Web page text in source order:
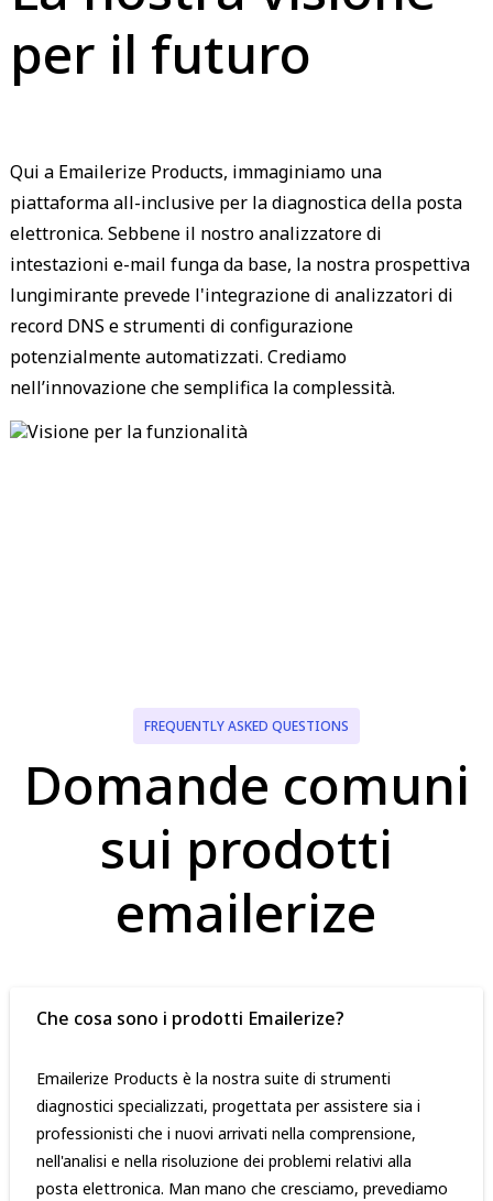
per il futuro
Qui a Emailerize Products, immaginiamo una
piattaforma all-inclusive per la diagnostica della posta
elettronica. Sebbene il nostro analizzatore di
intestazioni e-mail funga da base, la nostra prospettiva
lungimirante prevede l'integrazione di analizzatori di
record DNS e strumenti di configurazione
potenzialmente automatizzati. Crediamo
nell’innovazione che semplifica la complessità.
FREQUENTLY ASKED QUESTIONS
Domande comuni
sui prodotti
emailerize
Che cosa sono i prodotti Emailerize?
Emailerize Products è la nostra suite di strumenti
diagnostici specializzati, progettata per assistere sia i
professionisti che i nuovi arrivati nella comprensione,
nell'analisi e nella risoluzione dei problemi relativi alla
posta elettronica. Man mano che cresciamo, prevediamo